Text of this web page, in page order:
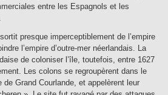
entre les Espagnols et les
presque imperceptiblement de l’empire
l’empire d’outre-mer néerlandais. La
de coloniser l’île, toutefois, entre 1627
Les colons se regroupèrent dans le
de Grand Courlande, et appelèrent leur